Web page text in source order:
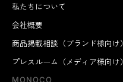
私たちについて
会社概要
商品掲載相談（ブランド様向け）
プレスルーム（メディア様向け）
MONOCO